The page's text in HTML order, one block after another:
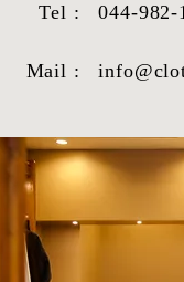
Tel : 044-982-
Mail :